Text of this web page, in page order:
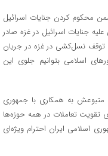
محکوم کردن جنایات اسرائیل
جنایات اسرائیل در غزه صادر
نسل‌کشی در غزه در جریان
اسلامی بتوانیم جلوی این
متبوعش به همکاری با جمهوری
تقویت تعاملات در همه حوزه‌ها
اسلامی ایران احترام ویژه‌ای